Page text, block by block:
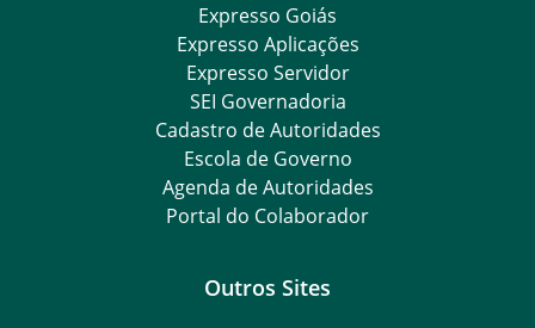
Expresso Goiás
Expresso Aplicações
Expresso Servidor
SEI Governadoria
Cadastro de Autoridades
Escola de Governo
Agenda de Autoridades
Portal do Colaborador
Outros Sites